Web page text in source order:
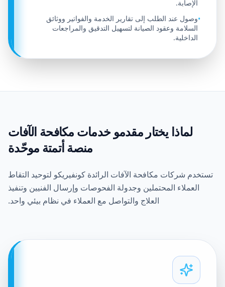
الإصابة.
•وصول عند الطلب إلى تقارير الخدمة والفواتير ووثائق
السلامة وعقود الصيانة لتسهيل التدقيق والمراجعات
الداخلية.
لماذا يختار مقدمو خدمات مكافحة الآفات
منصة أتمتة موحّدة
تستخدم شركات مكافحة الآفات الرائدة كونفيريكو لتوحيد التقاط
العملاء المحتملين وجدولة الفحوصات وإرسال الفنيين وتنفيذ
العلاج والتواصل مع العملاء في نظام بيئي واحد.